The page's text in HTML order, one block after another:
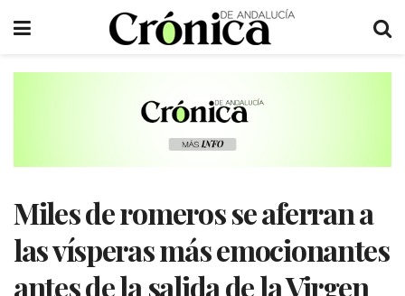
Miles de romeros se aferran a
las vísperas más emocionantes
antes de la salida de la Virgen